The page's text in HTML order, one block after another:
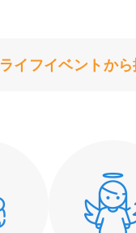
ライフイベントか